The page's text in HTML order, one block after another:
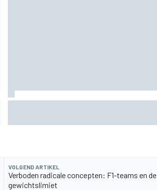
VOLGEND ARTIKEL
Verboden radicale concepten: F1-teams en de
gewichtslimiet